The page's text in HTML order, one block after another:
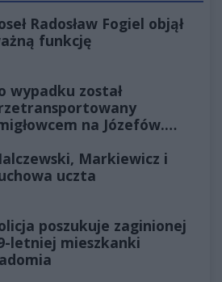
Radosław Fogiel objął
funkcję
wypadku został
na Józefów.
Markiewicz i
uczta
poszukuje zaginionej
letniej mieszkanki